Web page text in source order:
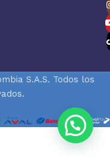
S.A.S. Todos los